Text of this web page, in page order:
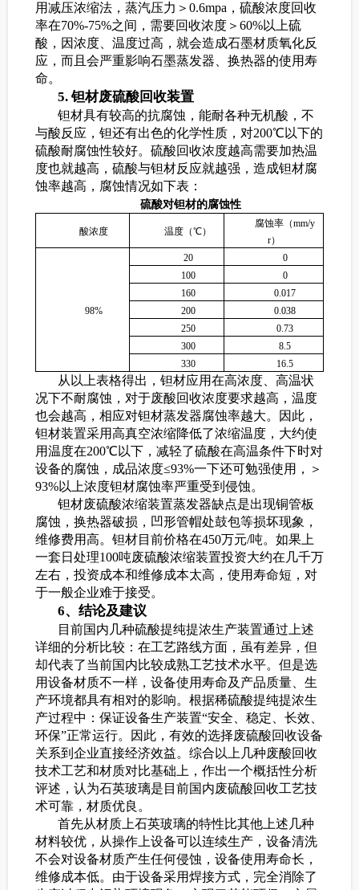
用减压浓缩法，蒸汽压力＞0.6mpa，硫酸浓度回收
率在70%-75%之间，需要回收浓度＞60%以上硫
酸，因浓度、温度过高，就会造成石墨材质氧化反
应，而且会严重影响石墨蒸发器、换热器的使用寿
命。
5. 钽材废硫酸回收装置
钽材具有较高的抗腐蚀，能耐各种无机酸，不
与酸反应，钽还有出色的化学性质，对200℃以下的
硫酸耐腐蚀性较好。硫酸回收浓度越高需要加热温
度也就越高，硫酸与钽材反应就越强，造成钽材腐
蚀率越高，腐蚀情况如下表：
硫酸对钽材的腐蚀性
酸浓度 温度（℃）
腐蚀率（mm/y
r）
98%
20
0
100
0
160
0.017
200
0.038
250
0.73
300
8.5
330
16.5
从以上表格得出，钽材应用在高浓度、高温状
况下不耐腐蚀，对于废酸回收浓度要求越高，温度
也会越高，相应对钽材蒸发器腐蚀率越大。因此，
钽材装置采用高真空浓缩降低了浓缩温度，大约使
用温度在200℃以下，减轻了硫酸在高温条件下时对
设备的腐蚀，成品浓度≤93%一下还可勉强使用，＞
93%以上浓度钽材腐蚀率严重受到侵蚀。
钽材废硫酸浓缩装置蒸发器缺点是出现铜管板
腐蚀，换热器破损，凹形管帽处鼓包等损坏现象，
维修费用高。钽材目前价格在450万元/吨。如果上
一套日处理100吨废硫酸浓缩装置投资大约在几千万
左右，投资成本和维修成本太高，使用寿命短，对
于一般企业难于接受。
6、结论及建议
目前国内几种硫酸提纯提浓生产装置通过上述
详细的分析比较：在工艺路线方面，虽有差异，但
却代表了当前国内比较成熟工艺技术水平。但是选
用设备材质不一样，设备使用寿命及产品质量、生
产环境都具有相对的影响。根据稀硫酸提纯提浓生
产过程中：保证设备生产装置“安全、稳定、长效、
环保”正常运行。因此，有效的选择废硫酸回收设备
关系到企业直接经济效益。综合以上几种废酸回收
技术工艺和材质对比基础上，作出一个概括性分析
评述，认为石英玻璃是目前国内废硫酸回收工艺技
术可靠，材质优良。
首先从材质上石英玻璃的特性比其他上述几种
材料较优，从操作上设备可以连续生产，设备清洗
不会对设备材质产生任何侵蚀，设备使用寿命长，
维修成本低。由于设备采用焊接方式，完全消除了